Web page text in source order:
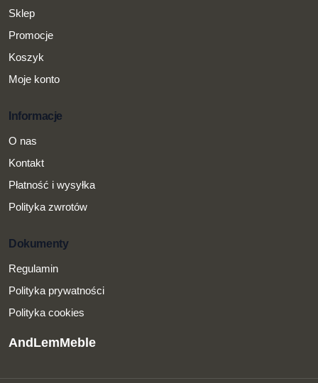
Sklep
Promocje
Koszyk
Moje konto
Informacje
O nas
Kontakt
Płatność i wysyłka
Polityka zwrotów
Dokumenty
Regulamin
Polityka prywatności
Polityka cookies
AndLemMeble